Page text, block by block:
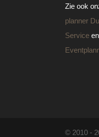
Zie ook
planner
Service en
© 2010 -